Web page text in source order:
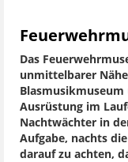
Das
unmittelbarer
Ausrüstung im
Nachtwächter in
Aufgabe, nachts
darauf zu achten,